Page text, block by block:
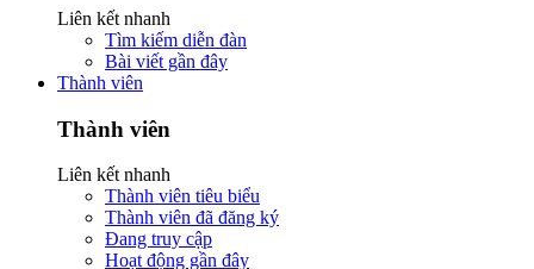
Liên kết nhanh
Tìm kiếm diễn đàn
Bài viết gần đây
Thành viên
Thành viên
Liên kết nhanh
Thành viên tiêu biểu
Thành viên đã đăng ký
Đang truy cập
Hoạt động gần đây